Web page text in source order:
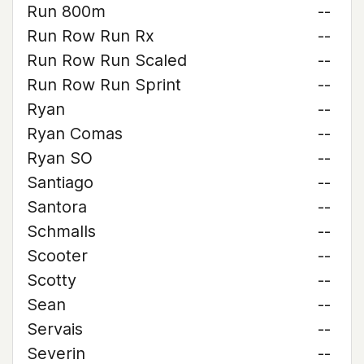
Run 800m
--
Run Row Run Rx
--
Run Row Run Scaled
--
Run Row Run Sprint
--
Ryan
--
Ryan Comas
--
Ryan SO
--
Santiago
--
Santora
--
Schmalls
--
Scooter
--
Scotty
--
Sean
--
Servais
--
Severin
--